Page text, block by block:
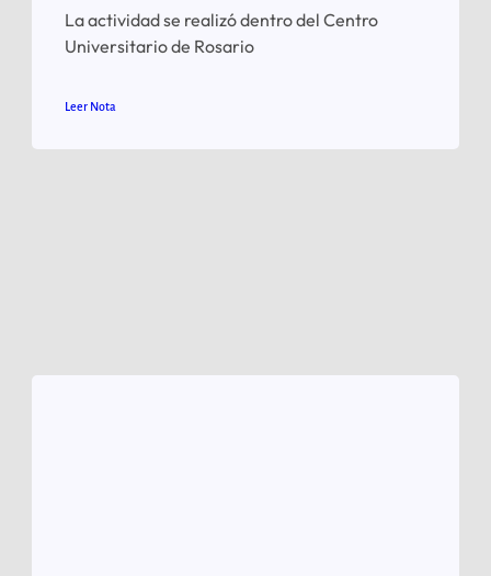
La actividad se realizó dentro del Centro
Universitario de Rosario
Leer Nota